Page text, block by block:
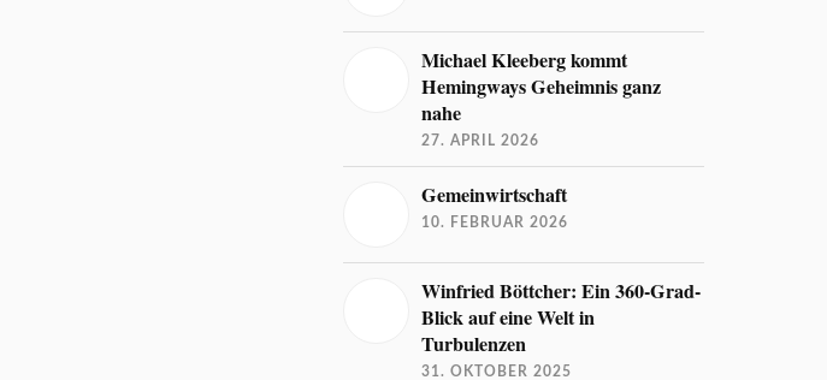
Michael Kleeberg kommt
Hemingways Geheimnis ganz
nahe
27. APRIL 2026
Gemeinwirtschaft
10. FEBRUAR 2026
Winfried Böttcher: Ein 360-Grad-
Blick auf eine Welt in
Turbulenzen
31. OKTOBER 2025